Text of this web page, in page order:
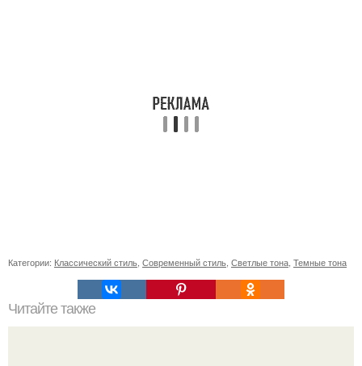
Категории: Классический стиль Современный стиль Светлые тона Темные тона
Читайте также